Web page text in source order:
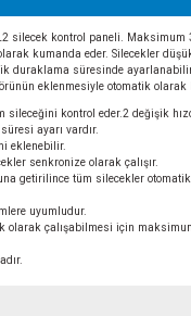
silecek kontrol paneli. Maksimum
kumanda eder. Silecekler
duraklama süresinde
eklenmesiyle otomatik olarak
sileceğini kontrol eder.2 değişik
ayarı vardır.
eklenebilir.
senkronize olarak çalışır.
getirilince tüm silecekler
uyumludur.
olarak çalışabilmesi için